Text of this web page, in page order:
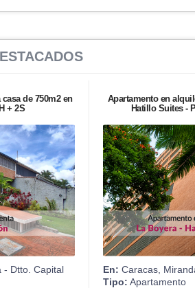
de 750m2 en
+ 2S
- Dtto. Capital
Apartamento en
Hatillo Suites -
En: Caracas,
Tipo: Apartamento